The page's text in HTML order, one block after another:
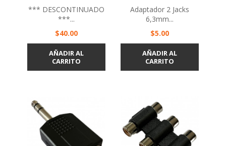
*** DESCONTINUADO
***...
Precio
$40.00
AÑADIR AL
CARRITO
Adaptador 2 Jacks
6,3mm...
Precio
$5.00
AÑADIR AL
CARRITO